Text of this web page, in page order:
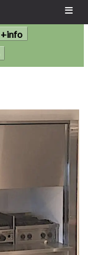
+info